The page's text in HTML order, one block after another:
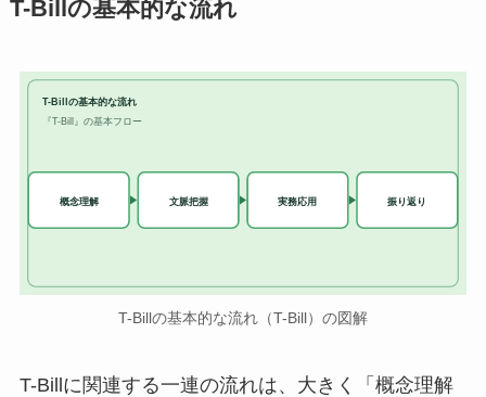
T-Billの基本的な流れ
T-Billの基本的な流れ
『T-Bill』の基本フロー
概念理解 文脈把握 実務応用 振り返り
T-Billの基本的な流れ（T-Bill）の図解
T-Billに関連する一連の流れは、大きく「概念理解